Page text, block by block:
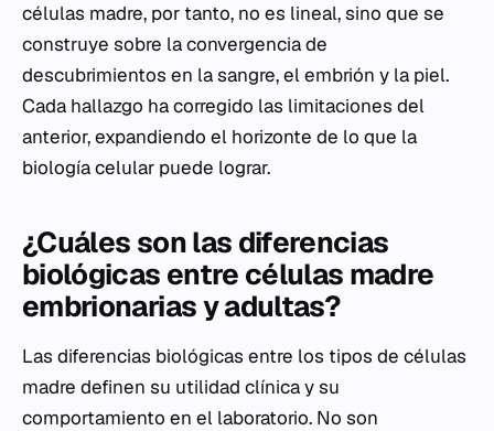
células madre, por tanto, no es lineal, sino que se
construye sobre la convergencia de
descubrimientos en la sangre, el embrión y la piel.
Cada hallazgo ha corregido las limitaciones del
anterior, expandiendo el horizonte de lo que la
biología celular puede lograr.
¿Cuáles son las diferencias
biológicas entre células madre
embrionarias y adultas?
Las diferencias biológicas entre los tipos de células
madre definen su utilidad clínica y su
comportamiento en el laboratorio. No son